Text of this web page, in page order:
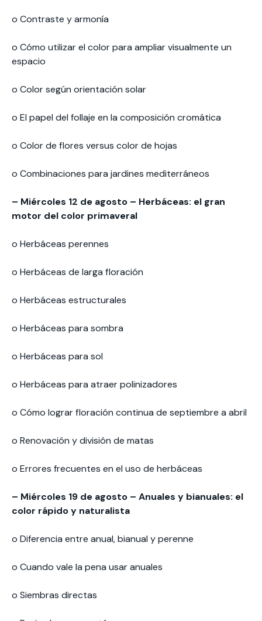
o Contraste y armonía
o Cómo utilizar el color para ampliar visualmente un
espacio
o Color según orientación solar
o El papel del follaje en la composición cromática
o Color de flores versus color de hojas
o Combinaciones para jardines mediterráneos
– Miércoles 12 de agosto – Herbáceas: el gran
motor del color primaveral
o Herbáceas perennes
o Herbáceas de larga floración
o Herbáceas estructurales
o Herbáceas para sombra
o Herbáceas para sol
o Herbáceas para atraer polinizadores
o Cómo lograr floración continua de septiembre a abril
o Renovación y división de matas
o Errores frecuentes en el uso de herbáceas
– Miércoles 19 de agosto – Anuales y bianuales: el
color rápido y naturalista
o Diferencia entre anual, bianual y perenne
o Cuando vale la pena usar anuales
o Siembras directas